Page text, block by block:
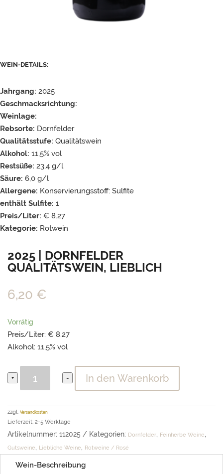
WEIN-DETAILS:
Jahrgang: 2025
Geschmacksrichtung:
Weinlage:
Rebsorte: Dornfelder
Qualitätsstufe: Qualitätswein
Alkohol: 11,5% vol
Restsüße: 23,4 g/l
Säure: 6,0 g/l
Allergene: Konservierungsstoff: Sulfite
enthält Sulfite: 1
Preis/Liter: € 8.27
Kategorie: Rotwein
2025 | DORNFELDER
QUALITÄTSWEIN, LIEBLICH
6,20 €
Vorrätig
Preis/Liter: € 8.27
Alkohol: 11,5% vol
+
Qualitätswein,
lieblich
Menge
- In den Warenkorb
zzgl. Versandkosten
Lieferzeit: 2-5 Werktage
Artikelnummer: 112025 Kategorien: Dornfelder Feinherbe Weine
Gutsweine Liebliche Weine Rotweine / Rosé
Wein-Beschreibung